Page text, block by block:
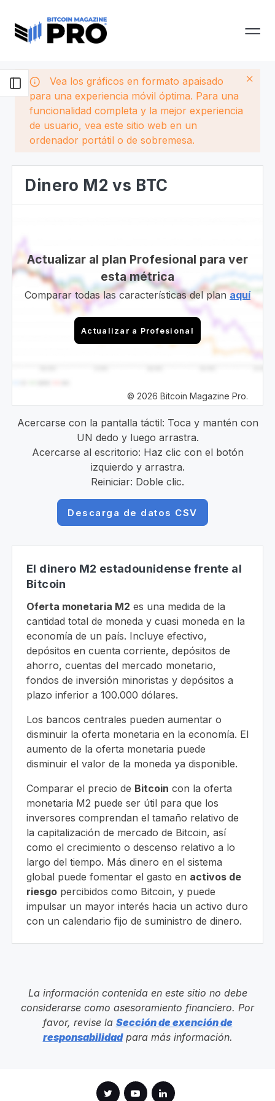
Vea los gráficos en formato apaisado
para una experiencia móvil óptima. Para una
funcionalidad completa y la mejor experiencia
de usuario, vea este sitio web en un
ordenador portátil o de sobremesa.
Dinero M2 vs BTC
Actualizar al plan Profesional para ver
esta métrica
Comparar todas las características del planaquí
Actualizar a Profesional
© 2026 Bitcoin Magazine Pro.
Acercarse con la pantalla táctil: Toca y mantén con
UN dedo y luego arrastra.
Acercarse al escritorio: Haz clic con el botón
izquierdo y arrastra.
Reiniciar: Doble clic.
Descarga de datos CSV
El dinero M2 estadounidense frente al
Bitcoin
Oferta monetaria M2 es una medida de la
cantidad total de moneda y cuasi moneda en la
economía de un país. Incluye efectivo,
depósitos en cuenta corriente, depósitos de
ahorro, cuentas del mercado monetario,
fondos de inversión minoristas y depósitos a
plazo inferior a 100.000 dólares.
Los bancos centrales pueden aumentar o
disminuir la oferta monetaria en la economía. El
aumento de la oferta monetaria puede
disminuir el valor de la moneda ya disponible.
Comparar el precio de Bitcoin con la oferta
monetaria M2 puede ser útil para que los
inversores comprendan el tamaño relativo de
la capitalización de mercado de Bitcoin, así
como el crecimiento o descenso relativo a lo
largo del tiempo. Más dinero en el sistema
global puede fomentar el gasto en activos de
riesgo percibidos como Bitcoin, y puede
impulsar un mayor interés hacia un activo duro
con un calendario fijo de suministro de dinero.
La información contenida en este sitio no debe
considerarse como asesoramiento financiero. Por
favor, revise la Sección de exención de
responsabilidadpara más información.